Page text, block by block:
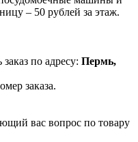
– 50 рублей за этаж.
по адресу: Пермь,
заказа.
вас вопрос по товару